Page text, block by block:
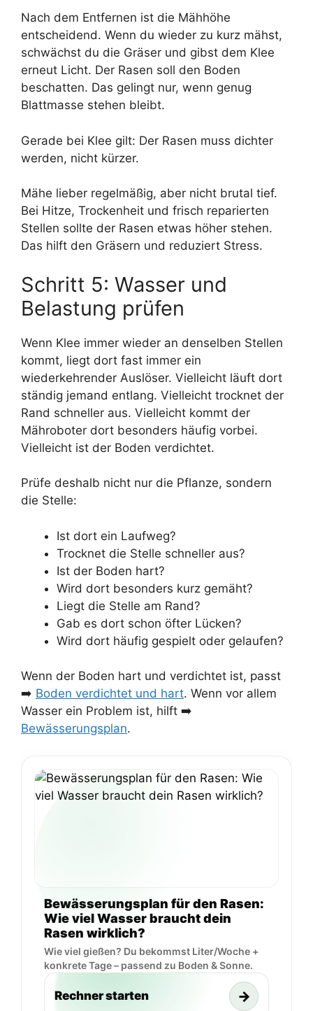
Nach dem Entfernen ist die Mähhöhe
entscheidend. Wenn du wieder zu kurz mähst,
schwächst du die Gräser und gibst dem Klee
erneut Licht. Der Rasen soll den Boden
beschatten. Das gelingt nur, wenn genug
Blattmasse stehen bleibt.
Gerade bei Klee gilt: Der Rasen muss dichter
werden, nicht kürzer.
Mähe lieber regelmäßig, aber nicht brutal tief.
Bei Hitze, Trockenheit und frisch reparierten
Stellen sollte der Rasen etwas höher stehen.
Das hilft den Gräsern und reduziert Stress.
Schritt 5: Wasser und
Belastung prüfen
Wenn Klee immer wieder an denselben Stellen
kommt, liegt dort fast immer ein
wiederkehrender Auslöser. Vielleicht läuft dort
ständig jemand entlang. Vielleicht trocknet der
Rand schneller aus. Vielleicht kommt der
Mähroboter dort besonders häufig vorbei.
Vielleicht ist der Boden verdichtet.
Prüfe deshalb nicht nur die Pflanze, sondern
die Stelle:
Ist dort ein Laufweg?
Trocknet die Stelle schneller aus?
Ist der Boden hart?
Wird dort besonders kurz gemäht?
Liegt die Stelle am Rand?
Gab es dort schon öfter Lücken?
Wird dort häufig gespielt oder gelaufen?
Wenn der Boden hart und verdichtet ist, passt
➡️ Boden verdichtet und hart. Wenn vor allem
Wasser ein Problem ist, hilft ➡️
Bewässerungsplan.
Bewässerungsplan für den Rasen:
Wie viel Wasser braucht dein
Rasen wirklich?
Wie viel gießen? Du bekommst Liter/Woche +
konkrete Tage – passend zu Boden & Sonne.
Rechner starten →